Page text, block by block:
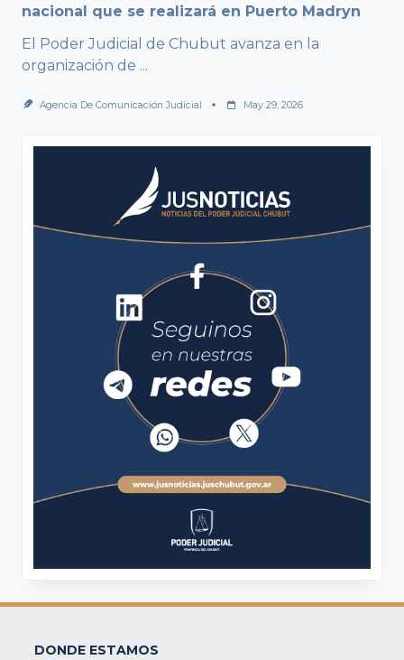
nacional que se realizará en Puerto Madryn
El Poder Judicial de Chubut avanza en la
organización de ...
Agencia De Comunicación Judicial May 29, 2026
DONDE ESTAMOS